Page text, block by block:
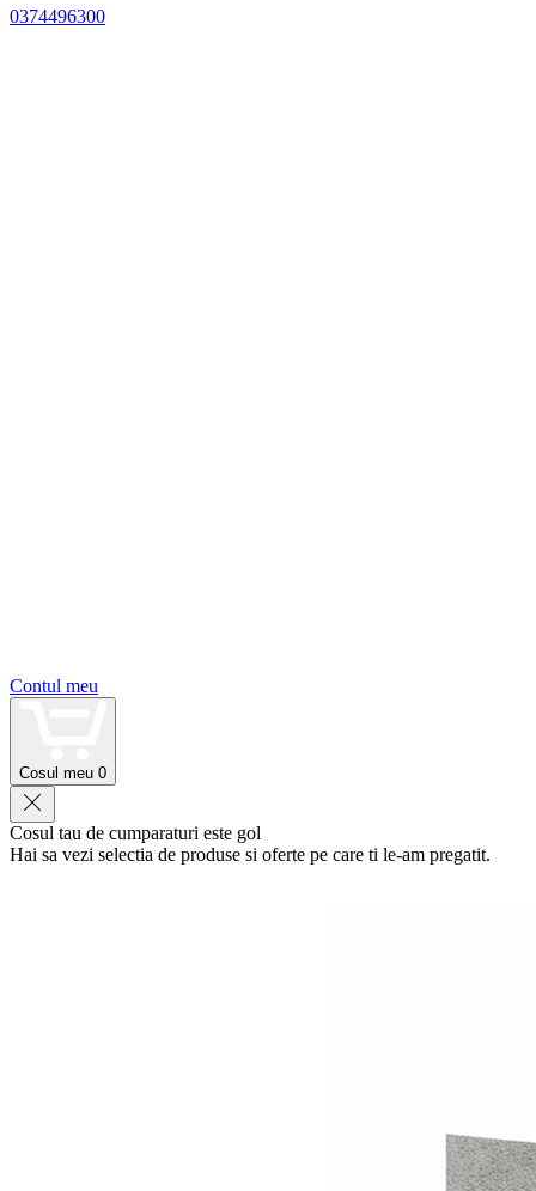
0374496300
Contul meu
Cosul meu 0
Cosul tau de cumparaturi este gol
Hai sa vezi selectia de produse si oferte pe care ti le-am pregatit.